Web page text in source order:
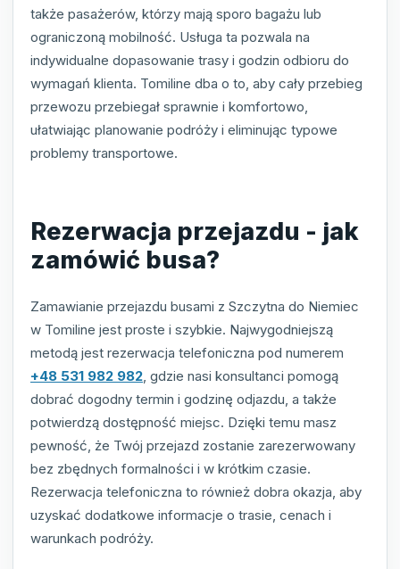
także pasażerów, którzy mają sporo bagażu lub
ograniczoną mobilność. Usługa ta pozwala na
indywidualne dopasowanie trasy i godzin odbioru do
wymagań klienta. Tomiline dba o to, aby cały przebieg
przewozu przebiegał sprawnie i komfortowo,
ułatwiając planowanie podróży i eliminując typowe
problemy transportowe.
Rezerwacja przejazdu - jak
zamówić busa?
Zamawianie przejazdu busami z Szczytna do Niemiec
w Tomiline jest proste i szybkie. Najwygodniejszą
metodą jest rezerwacja telefoniczna pod numerem
+48 531 982 982 , gdzie nasi konsultanci pomogą
dobrać dogodny termin i godzinę odjazdu, a także
potwierdzą dostępność miejsc. Dzięki temu masz
pewność, że Twój przejazd zostanie zarezerwowany
bez zbędnych formalności i w krótkim czasie.
Rezerwacja telefoniczna to również dobra okazja, aby
uzyskać dodatkowe informacje o trasie, cenach i
warunkach podróży.